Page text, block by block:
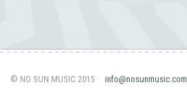
© NO SUN MUSIC 2015 info@nosunmusic.com